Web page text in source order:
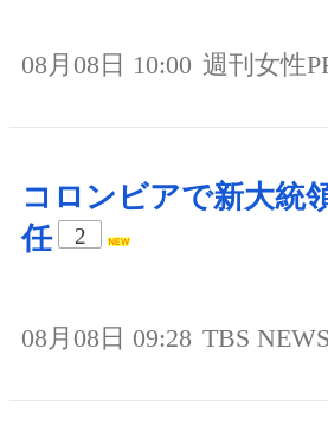
08月08日 10:00 週刊女性
コロンビアで新大統
任
2
08月08日 09:28 TBS